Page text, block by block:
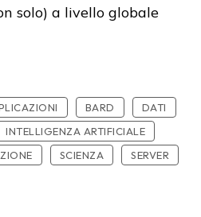
solo) a livello globale
BARD
DATI
INTELLIGENZA ARTIFICIALE
SCIENZA
SERVER